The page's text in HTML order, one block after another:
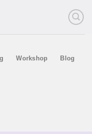
Workshop Blog